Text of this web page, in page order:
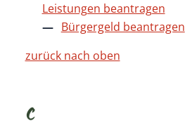
Leistungen beantragen
Bürgergeld beantragen
zurück nach oben
C